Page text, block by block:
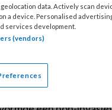
van deze casus werd
data. Actively scan
a device. Personalised
services development.
(vendors)